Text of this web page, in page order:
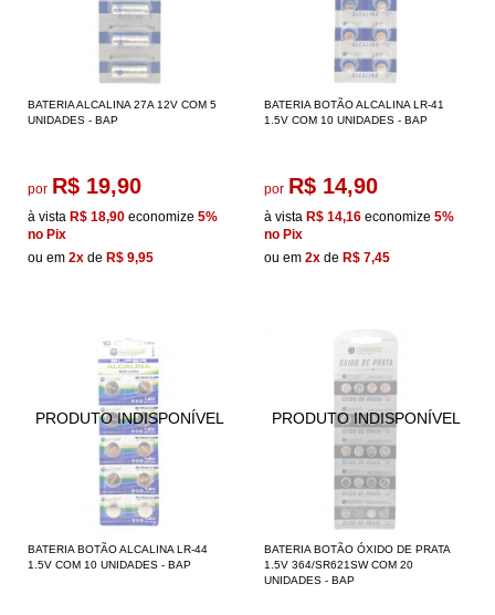
BATERIA ALCALINA 27A 12V COM 5
UNIDADES - BAP
por R$ 19,90
à vista R$ 18,90 economize 5%
no Pix
ou em 2x de R$ 9,95
BATERIA BOTÃO ALCALINA LR-41
1.5V COM 10 UNIDADES - BAP
por R$ 14,90
à vista R$ 14,16 economize 5%
no Pix
ou em 2x de R$ 7,45
BATERIA BOTÃO ALCALINA LR-44
1.5V COM 10 UNIDADES - BAP
BATERIA BOTÃO ÓXIDO DE PRATA
1.5V 364/SR621SW COM 20
UNIDADES - BAP